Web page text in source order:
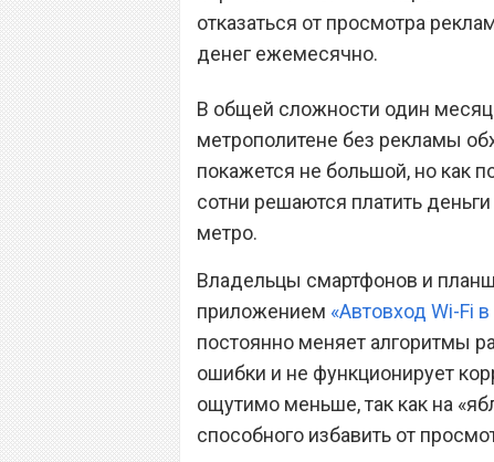
Android
отказаться от просмотра
денег ежемесячно.
В общей сложности один
метрополитене без рекламы
покажется не большой, но как
сотни решаются платить
метро.
Владельцы смартфонов и
приложением «Автовход Wi-Fi
постоянно меняет алгоритмы
ошибки и не функционирует
ощутимо меньше, так как на
способного избавить от